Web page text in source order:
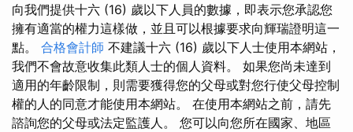
向我們提供十六 (16) 歲以下人員的數據，即表示您承認您
擁有適當的權力這樣做，並且可以根據要求向輝瑞證明這一
點。 合格會計師 不建議十六 (16) 歲以下人士使用本網站，
我們不會故意收集此類人士的個人資料。 如果您尚未達到
適用的年齡限制，則需要獲得您的父母或對您行使父母控制
權的人的同意才能使用本網站。 在使用本網站之前，請先
諮詢您的父母或法定監護人。 您可以向您所在國家、地區